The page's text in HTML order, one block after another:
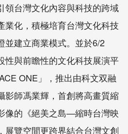
領台灣文化內容與科技的跨域
業化，積極培育台灣文化科技
並建立商業模式。並於6/2
性與前瞻性的文化科技展演平
ONE」，推出由科文双融
影師馮業輝，首創將高畫質縮
像的《絕美之島—縮時台灣映
展覽空間更跨界結合台灣文創